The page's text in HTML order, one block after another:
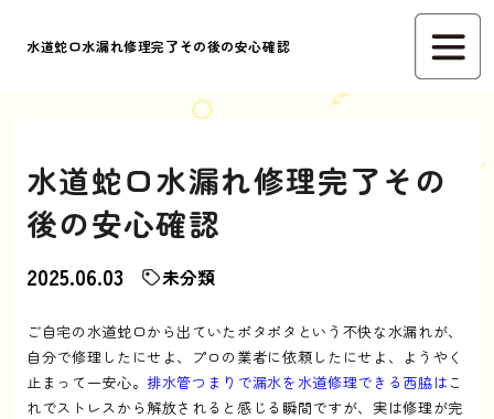
水道蛇口水漏れ修理完了その後の安心確認
水道蛇口水漏れ修理完了その
後の安心確認
2025.06.03 未分類
ご自宅の水道蛇口から出ていたポタポタという不快な水漏れが、
自分で修理したにせよ、プロの業者に依頼したにせよ、ようやく
止まって一安心。 排水管つまりで漏水を水道修理できる西脇はこ
れでストレスから解放されると感じる瞬間ですが、実は修理が完